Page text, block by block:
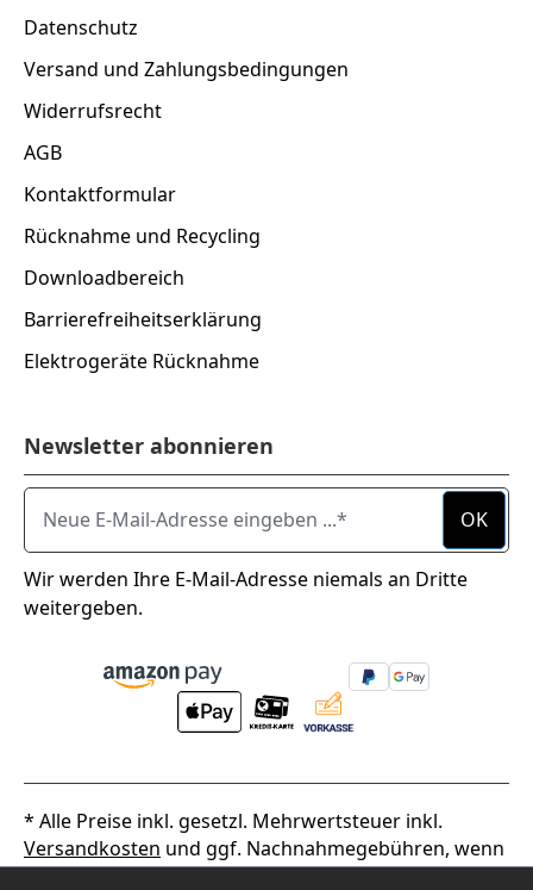
Datenschutz
Versand und Zahlungsbedingungen
Widerrufsrecht
AGB
Kontaktformular
Rücknahme und Recycling
Downloadbereich
Barrierefreiheitserklärung
Elektrogeräte Rücknahme
Newsletter abonnieren
Neue E-Mail-Adresse eingeben ...
OK
Wir werden Ihre E-Mail-Adresse niemals an Dritte
weitergeben.
* Alle Preise inkl. gesetzl. Mehrwertsteuer inkl.
Versandkosten und ggf. Nachnahmegebühren, wenn
nicht anders angegeben.